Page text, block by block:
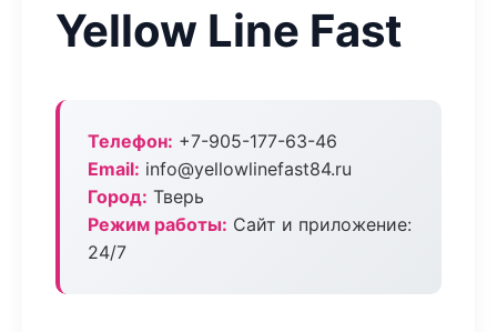
Yellow Line Fast
Телефон: +7-905-177-63-46
Email: info@yellowlinefast84.ru
Город: Тверь
Режим работы: Сайт и приложение:
24/7